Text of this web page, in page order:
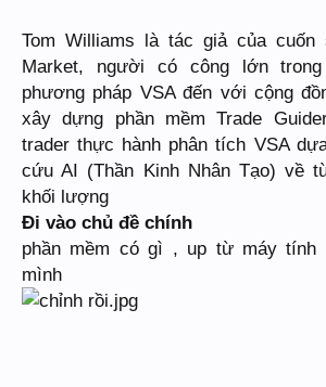
Tom Williams là tác giả của cuốn
Market, người có công lớn
phương pháp VSA đến với cộng
xây dựng phần mềm Trade
trader thực hành phân tích VSA
cứu AI (Thần Kinh Nhân Tạo) về
khối lượng
Đi vào chủ đề chính
phần mềm có gì , up từ máy tính
mình